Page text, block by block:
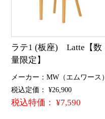
ラテ1 (板座) Latte【数
量限定】
メーカー：MW（エムワース）
税込定価： ¥26,900
税込特価： ¥7,590